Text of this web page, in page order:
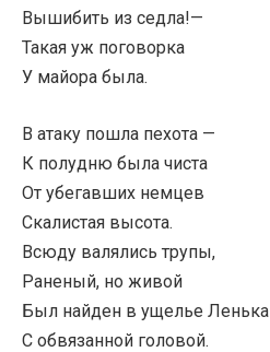
Вышибить из седла!—
Такая уж поговорка
У майора была.
В атаку пошла пехота —
К полудню была чиста
От убегавших немцев
Скалистая высота.
Всюду валялись трупы,
Раненый, но живой
Был найден в ущелье Ленька
С обвязанной головой.